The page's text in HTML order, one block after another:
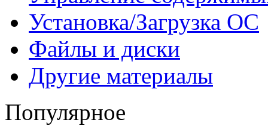
Установка/Загрузка ОС
Файлы и диски
Другие материалы
Популярное